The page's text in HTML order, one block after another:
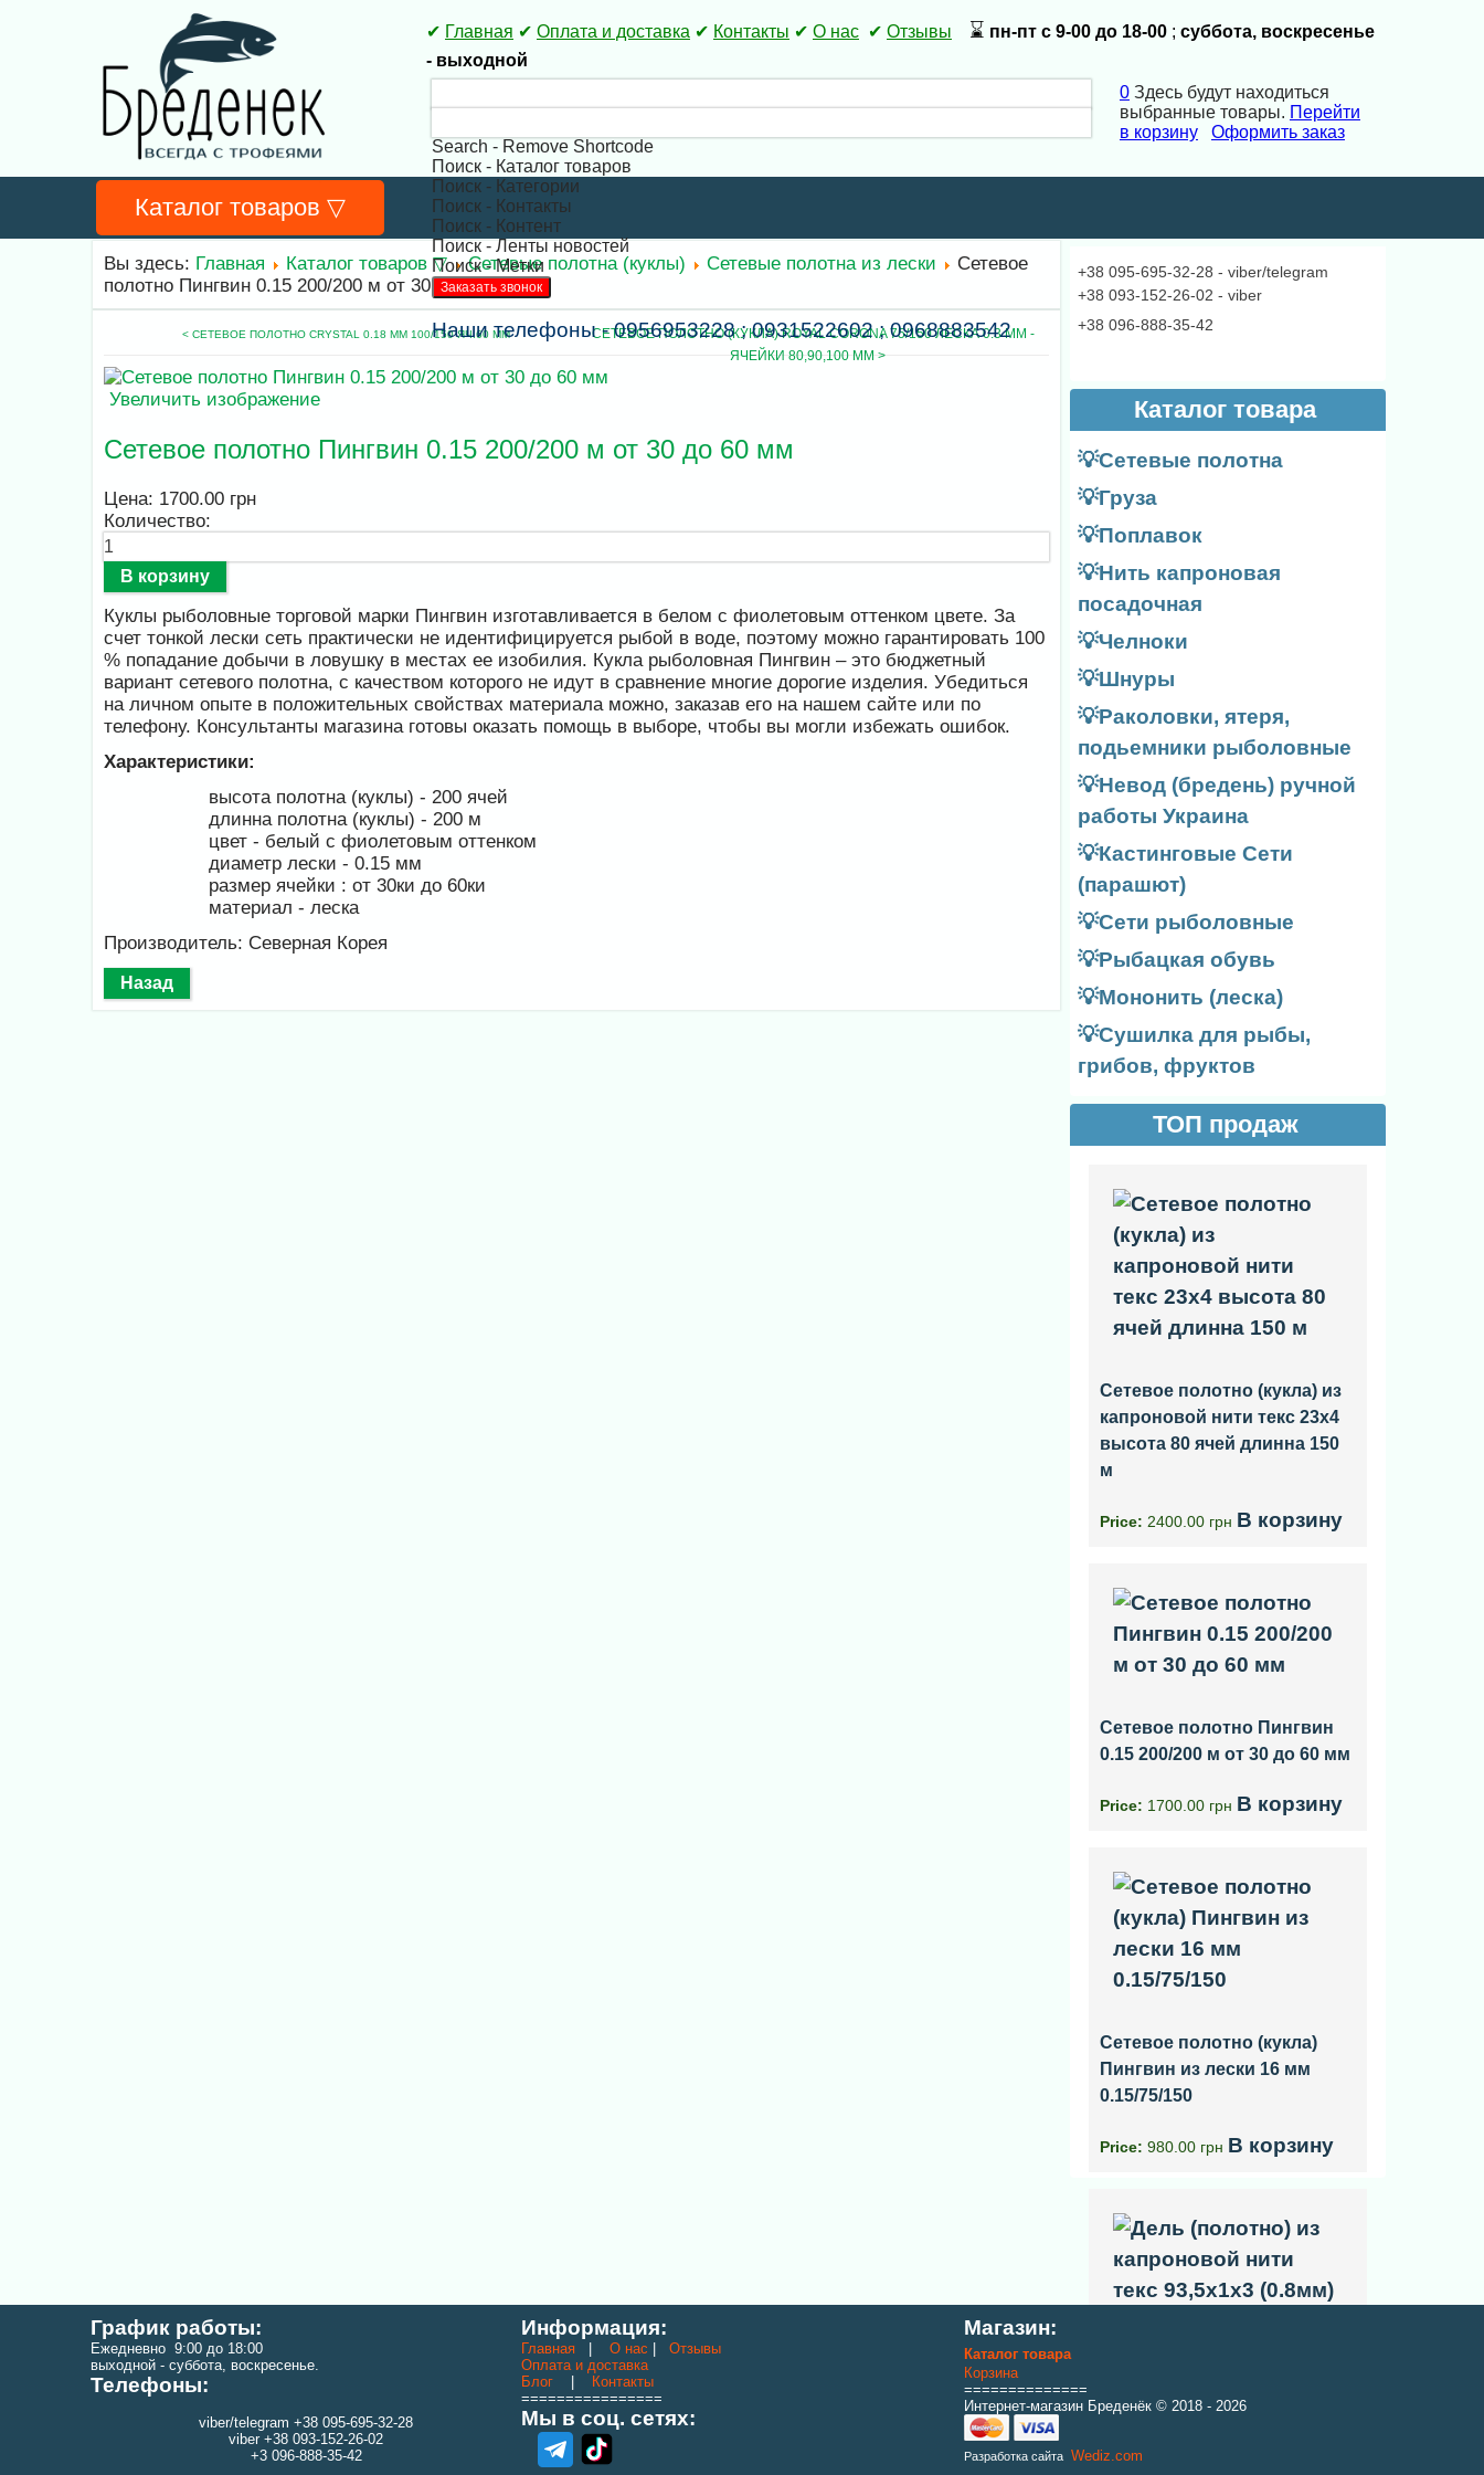
✔ Главная ✔ Оплата и доставка ✔ Контакты ✔ О нас ✔ Отзывы ⌛ пн-пт с 9-00 до 18-00 ; суббота, воскресенье
- выходной
Search - Remove Shortcode
Поиск - Каталог товаров
Поиск - Категории
Поиск - Контакты
Поиск - Контент
Поиск - Ленты новостей
Поиск - Метки
Наши телефоны - 0956953228 ; 0931522602 ; 0968883542
0 Здесь будут находиться
выбранные товары. Перейти
в корзину
Оформить заказ
Каталог товаров ▽
Вы здесь: Главная Каталог товаров ▽ Сетевые полотна (куклы) Сетевые полотна из лески
Сетевое
полотно Пингвин 0.15 200/200 м от 30 до 60 мм
< СЕТЕВОЕ ПОЛОТНО CRYSTAL 0.18 ММ 100/150 ЯЧ.60 ММ
СЕТЕВОЕ ПОЛОТНО (КУКЛА) ROYAL CORONA 75/150 ЛЕСКА 0.3 ММ -
ЯЧЕЙКИ 80,90,100 ММ >
Увеличить изображение
Сетевое полотно Пингвин 0.15 200/200 м от 30 до 60 мм
Цена: 1700.00 грн
Количество:
Куклы рыболовные торговой марки Пингвин изготавливается в белом с фиолетовым оттенком цвете. За
счет тонкой лески сеть практически не идентифицируется рыбой в воде, поэтому можно гарантировать 100
% попадание добычи в ловушку в местах ее изобилия. Кукла рыболовная Пингвин – это бюджетный
вариант сетевого полотна, с качеством которого не идут в сравнение многие дорогие изделия. Убедиться
на личном опыте в положительных свойствах материала можно, заказав его на нашем сайте или по
телефону. Консультанты магазина готовы оказать помощь в выборе, чтобы вы могли избежать ошибок.
Характеристики:
высота полотна (куклы) - 200 ячей
длинна полотна (куклы) - 200 м
цвет - белый с фиолетовым оттенком
диаметр лески - 0.15 мм
размер ячейки : от 30ки до 60ки
материал - леска
Производитель: Северная Корея
+38 095-695-32-28 - viber/telegram
+38 093-152-26-02 - viber
+38 096-888-35-42
Каталог товара
💡Сетевые полотна
💡Груза
💡Поплавок
💡Нить капроновая
посадочная
💡Челноки
💡Шнуры
💡Раколовки, ятеря,
подьемники рыболовные
💡Невод (бредень) ручной
работы Украина
💡Кастинговые Сети
(парашют)
💡Сети рыболовные
💡Рыбацкая обувь
💡Мононить (леска)
💡Сушилка для рыбы,
грибов, фруктов
ТОП продаж
Сетевое полотно (кукла) из
капроновой нити текс 23x4
высота 80 ячей длинна 150
м
Price: 2400.00 грн В корзину
Сетевое полотно Пингвин
0.15 200/200 м от 30 до 60 мм
Price: 1700.00 грн В корзину
Сетевое полотно (кукла)
Пингвин из лески 16 мм
0.15/75/150
Price: 980.00 грн В корзину
капроновой нити текс
График работы:
Ежедневно 9:00 до 18:00
выходной - суббота, воскресенье.
Телефоны:
viber/telegram +38 095-695-32-28
viber +38 093-152-26-02
+3 096-888-35-42
Информация:
Главная О нас
Отзывы
Оплата и доставка
Блог
Контакты
================
Мы в соц. сетях:
Магазин:
Каталог товара
Корзина
==============
Интернет-магазин Бреденёк © 2018 - 2026
Разработка сайта Wediz.com